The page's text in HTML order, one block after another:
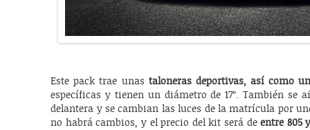
Este pack trae unas taloneras deportivas, así como
específicas y tienen un diámetro de 17″. También se
delantera y se cambian las luces de la matrícula por
no habrá cambios, y el precio del kit será deentre 805